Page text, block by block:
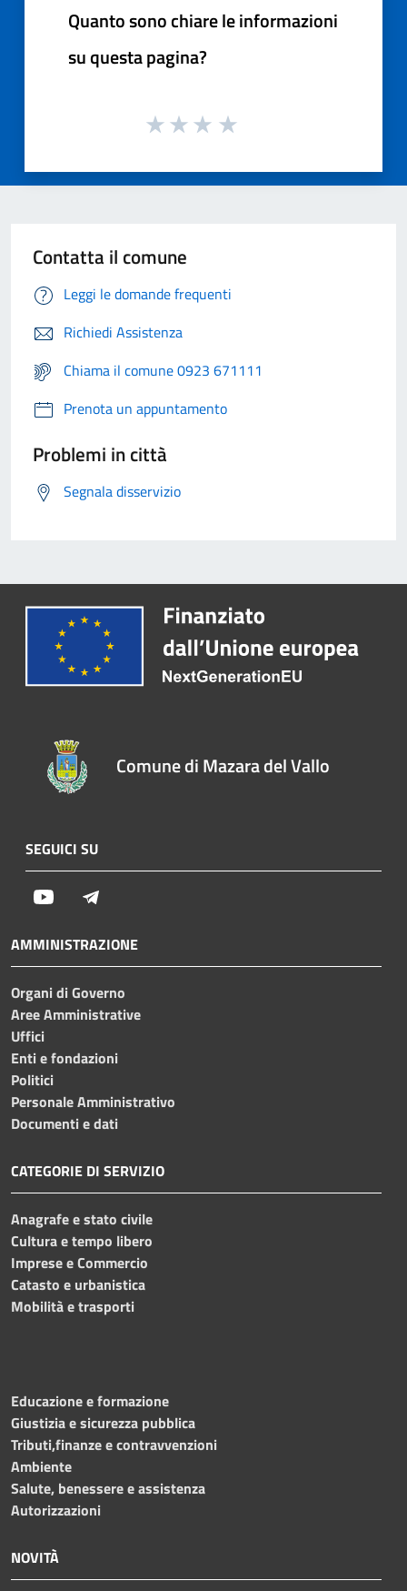
Quanto sono chiare le informazioni
su questa pagina?
Contatta il comune
Leggi le domande frequenti
Richiedi Assistenza
Chiama il comune 0923 671111
Prenota un appuntamento
Problemi in città
Segnala disservizio
Comune di Mazara del Vallo
SEGUICI SU
Youtube
AMMINISTRAZIONE
Organi di Governo
Aree Amministrative
Uffici
Enti e fondazioni
Politici
Personale Amministrativo
Documenti e dati
CATEGORIE DI SERVIZIO
Anagrafe e stato civile
Cultura e tempo libero
Imprese e Commercio
Catasto e urbanistica
Mobilità e trasporti
Educazione e formazione
Giustizia e sicurezza pubblica
Tributi,finanze e contravvenzioni
Ambiente
Salute, benessere e assistenza
Autorizzazioni
NOVITÀ